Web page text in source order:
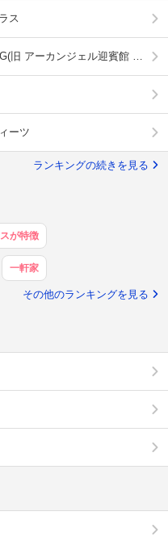
ス
旧 アーカンジェル迎賓館 宇
ーツ
ランキングの続きを見る
が特徴
一軒家
その他のランキングを見る